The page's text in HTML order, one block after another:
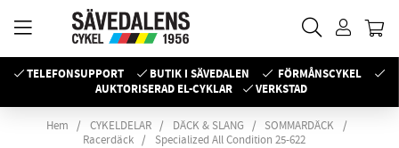
TELEFONSUPPORT BUTIK I SÄVEDALEN
FÖRMÅNSCYKEL
AUKTORISERAD EL-CYKLAR
VERKSTAD
Hem CYKELDELAR DÄCK & SLANG
SOMMARDÄCK
Racerdäck
Specialized All Condition 25-622